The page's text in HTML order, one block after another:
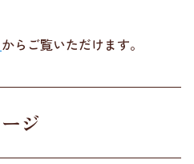
からご覧いただけます。
ジ